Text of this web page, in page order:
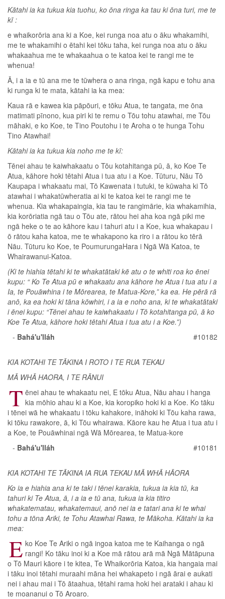
Kātahi ia ka tukua kia tuohu, ko ōna ringa ka tau ki ōna turi, me te
kī :
e whaikorōria ana ki a Koe, kei runga noa atu o āku whakamihi,
me te whakamihi o ētahi kei tōku taha, kei runga noa atu o āku
whakaahua me te whakaahua o te katoa kei te rangi me te
whenua!
Ā, i a ia e tū ana me te tūwhera o ana ringa, ngā kapu e tohu ana
ki runga ki te mata, kātahi ia ka mea:
Kaua rā e kawea kia pāpōuri, e tōku Atua, te tangata, me ōna
matimati pīnono, kua piri ki te remu o Tōu tohu atawhai, me Tōu
māhaki, e ko Koe, te Tino Poutohu i te Aroha o te hunga Tohu
Tino Atawhai!
Kātahi ia ka tukua kia noho me te kī:
Tēnei ahau te kaiwhakaatu o Tōu kotahitanga pū, ā, ko Koe Te
Atua, kāhore hoki tētahi Atua i tua atu i a Koe. Tūturu, Nāu Tō
Kaupapa i whakaatu mai, Tō Kawenata i tutuki, te kūwaha ki Tō
atawhai i whakatūwheratia ai ki te katoa kei te rangi me te
whenua. Kia whakapaingia, kia tau te rangimārie, kia whakamihia,
kia korōriatia ngā tau o Tōu ate, rātou hei aha koa ngā piki me
ngā heke o te ao kāhore kau i tahuri atu i a Koe, kua whakapau i
ō rātou kaha katoa, me te whakapono ka riro i a rātou ko tērā
Nāu. Tūturu ko Koe, te PoumurungaHara i Ngā Wā Katoa, te
Whairawanui-Katoa.
(Ki te hiahia tētahi ki te whakatātaki kē atu o te whiti roa ko ēnei
kupu: “ Ko Te Atua pū e whakaatu ana kāhore he Atua i tua atu i a
Ia, te Pouāwhina i te Mōrearea, te Matua-Kore,” ka ea. He pērā rā
anō, ka ea hoki ki tāna kōwhiri, i a ia e noho ana, ki te whakatātaki
i ēnei kupu: “Tēnei ahau te kaiwhakaatu i Tō kotahitanga pū, ā ko
Koe Te Atua, kāhore hoki tētahi Atua i tua atu i a Koe.”)
#10182
- Bahá'u'lláh
KIA KOTAHI TE TĀKINA I ROTO I TE RUA TEKAU
MĀ WHĀ HAORA, I TE RĀNUI
T ēnei ahau te whakaatu nei, E tōku Atua, Nāu ahau i hanga
kia mōhio ahau ki a Koe, kia koropiko hoki ki a Koe. Ko tāku
i tēnei wā he whakaatu i tōku kahakore, ināhoki ki Tōu kaha rawa,
ki tōku rawakore, ā, ki Tōu whairawa. Kāore kau he Atua i tua atu i
a Koe, te Pouāwhinai ngā Wā Mōrearea, te Matua-kore
#10181
- Bahá'u'lláh
KIA KOTAHI TE TĀKINA IA RUA TEKAU MĀ WHĀ HĀORA
Ko ia e hiahia ana ki te taki i tēnei karakia, tukua ia kia tū, ka
tahuri ki Te Atua, ā, i a ia e tū ana, tukua ia kia titiro
whakatematau, whakatemaui, anō nei ia e tatari ana ki te whai
tohu a tōna Ariki, te Tohu Atawhai Rawa, te Mākoha. Kātahi ia ka
mea:
E ko Koe Te Ariki o ngā ingoa katoa me te Kaihanga o ngā
rangi! Ko tāku inoi ki a Koe mā rātou arā mā Ngā Mātāpuna
o Tō Mauri kāore i te kitea, Te Whaikorōria Katoa, kia hangaia mai
i tāku inoi tētahi muraahi māna hei whakapeto i ngā ārai e aukati
nei i ahau mai i Tō ātaahua, tētahi rama hoki hei arataki i ahau ki
te moananui o Tō Aroaro.